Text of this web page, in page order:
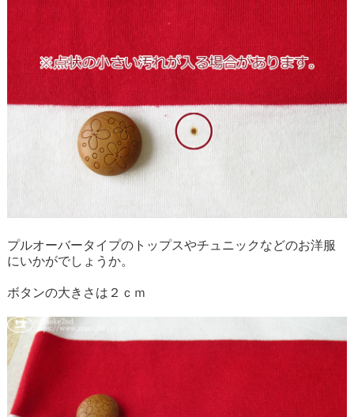
プルオーバータイプのトップスやチュニックなどのお洋服
にいかがでしょうか。
ボタンの大きさは２ｃｍ